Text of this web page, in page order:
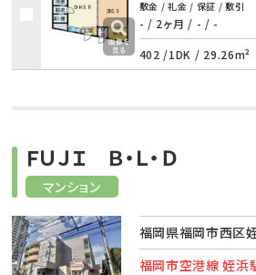
敷金 / 礼金 / 保証 / 敷引
- / 2ヶ月 / - / -
402 /1DK / 29.26m²
マンション
ＦＵＪＩ Ｂ・Ｌ・Ｄ
福岡県福岡市西区
福岡市空港線 姪浜